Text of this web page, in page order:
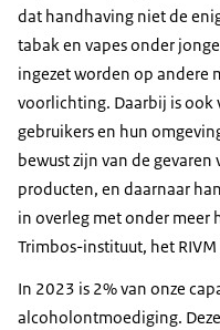
dat handhaving niet de
tabak en vapes onder
ingezet worden op andere
voorlichting. Daarbij is ook
gebruikers en hun
bewust zijn van de
producten, en daarnaar
in overleg met onder meer
Trimbos-instituut, het
In 2023 is 2% van onze
alcoholontmoediging.